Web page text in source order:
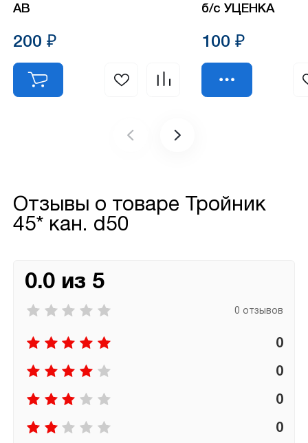
АВ
200 ₽
б/с УЦЕНКА
100 ₽
Отзывы о товаре
Тройник
45* кан. d50
0.0 из 5
0 отзывов
0
0
0
0